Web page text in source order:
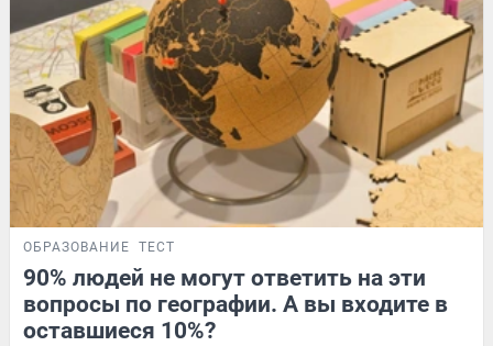
ОБРАЗОВАНИЕ ТЕСТ
90% людей не могут ответить на эти
вопросы по географии. А вы входите в
оставшиеся 10%?